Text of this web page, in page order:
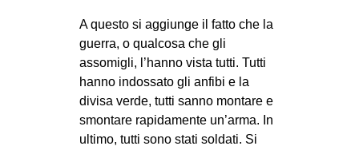
A questo si aggiunge il fatto che la
guerra, o qualcosa che gli
assomigli, l’hanno vista tutti. Tutti
hanno indossato gli anfibi e la
divisa verde, tutti sanno montare e
smontare rapidamente un’arma. In
ultimo, tutti sono stati soldati. Si